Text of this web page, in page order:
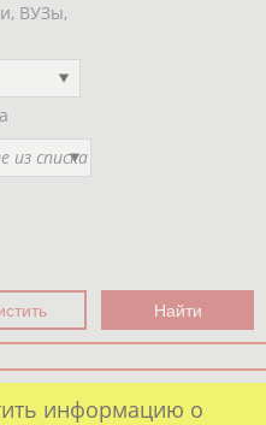
ВУЗы,
из списка
информацию о